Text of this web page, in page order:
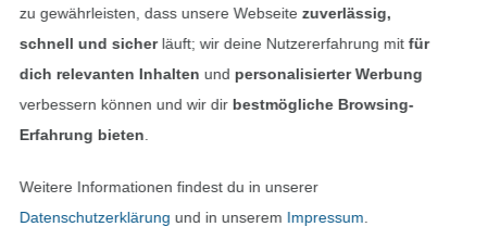
Unsere Versandpartner
In den deutschen Shop wechseln (aktuell
zu gewährleisten, dass unsere Webseite zuverlässig,
schnell und sicherläuft; wir deine Nutzererfahrung mitfür
dich relevanten Inhalten und personalisierter Werbung
verbessern können und wir dir bestmögliche Browsing-
Erfahrung bieten
Weitere Informationen findest du in unserer
Datenschutzerklärung und in unserem Impressum